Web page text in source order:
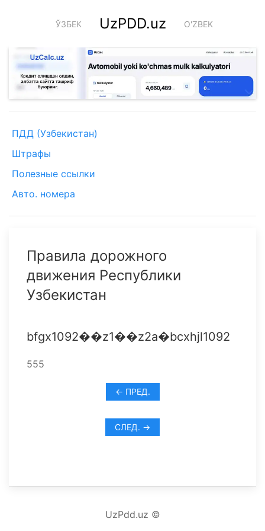
ЎЗБЕК UzPDD.uz O'ZBEK
ПДД (Узбекистан)
Штрафы
Полезные ссылки
Авто. номера
Правила дорожного
движения Республики
Узбекистан
bfgx1092��z1��z2a�bcxhjl1092
555
← ПРЕД.
СЛЕД. →
UzPdd.uz ©